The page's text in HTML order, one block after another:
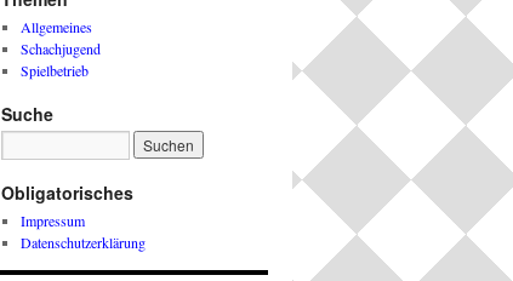
Allgemeines
Schachjugend
Spielbetrieb
Suche
Obligatorisches
Impressum
Datenschutzerklärung